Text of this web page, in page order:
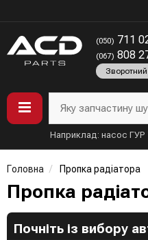
(050) 711
(067) 808
Яку запчастину
Наприклад: насос ГУР
Головна Пропка радіатора
Пропка
Почніть із вибору